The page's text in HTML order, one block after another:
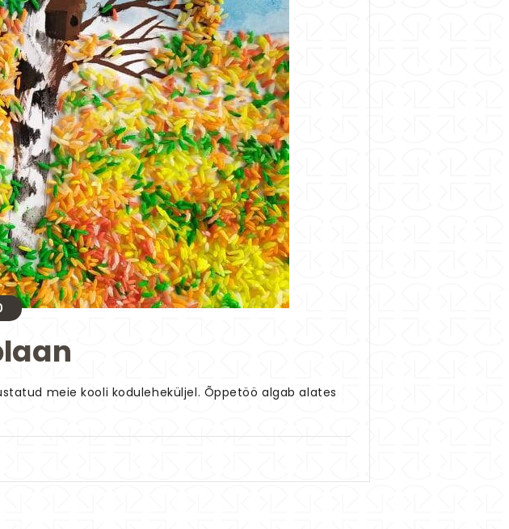
meie kooli koduleheküljel. Õppetöö algab alates